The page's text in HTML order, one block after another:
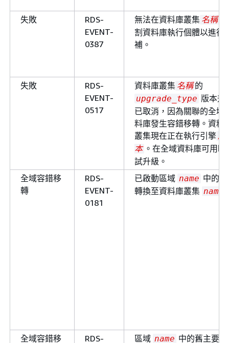
失敗
RDS-
EVENT-
0387
無法在資料庫叢集 名稱
割資料庫執行個體以進行
補。
失敗
RDS-
EVENT-
0517
資料庫叢集 名稱 的
upgrade_type 版本升
已取消，因為關聯的全域
料庫發生容錯移轉。資料
叢集現在正在執行引擎 版
本 。在全域資料庫可用時
試升級。
全域容錯移
轉
RDS-
EVENT-
0181
已啟動區域 name 中的
轉換至資料庫叢集 name
全域容錯移 RDS- 區域 name 中的舊主要